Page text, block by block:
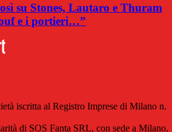
su Stones, Lautaro e Thuram
e i portieri…”
iscritta al Registro Imprese di Milano n.
di SOS Fanta SRL, con sede a Milano,